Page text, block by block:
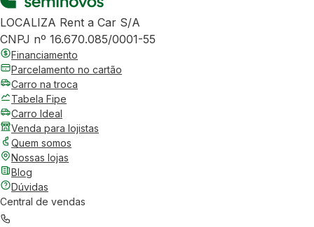
LOCALIZA Rent a Car S/A
CNPJ nº 16.670.085/0001-55
Financiamento
Parcelamento no cartão
Carro na troca
Tabela Fipe
Carro Ideal
Venda para lojistas
Quem somos
Nossas lojas
Blog
Dúvidas
Central de vendas